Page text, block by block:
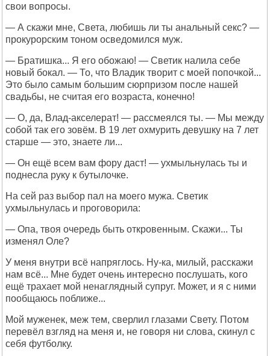
свои вопросы.
— А скажи мне, Света, любишь ли ты анальный секс? —
прокурорским тоном осведомился муж.
— Братишка... Я его обожаю! — Светик налила себе
новый бокал. — То, что Владик творит с моей попочкой...
Это было самым большим сюрпризом после нашей
свадьбы, не считая его возраста, конечно!
— О, да, Влад-акселерат! — рассмеялся ты. — Мы между
собой так его зовём. В 19 лет охмурить девушку на 7 лет
старше — это, знаете ли...
— Он ещё всем вам фору даст! — ухмыльнулась ты и
поднесла руку к бутылочке.
На сей раз выбор пал на моего мужа. Светик
ухмыльнулась и проговорила:
— Опа, твоя очередь быть откровенным. Скажи... Ты
изменял Оле?
У меня внутри всё напряглось. Ну-ка, милый, расскажи
нам всё... Мне будет очень интересно послушать, кого
ещё трахает мой ненаглядный супруг. Может, и я с ними
пообщаюсь поближе...
Мой муженек, меж тем, сверлил глазами Свету. Потом
перевёл взгляд на меня и, не говоря ни слова, скинул с
себя футболку.